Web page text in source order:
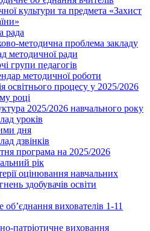
культури та предмета «Захист
рада
методична проблема закладу
методичної ради
групи педагогів
методичної роботи
освітнього процесу у 2025/2026
році
2025/2026 навчального року
уроків
дня
дзвінків
програма на 2025/2026
рік
оцінювання навчальних
здобувачів освіти
вихователів 1-11
патріотичне виховання